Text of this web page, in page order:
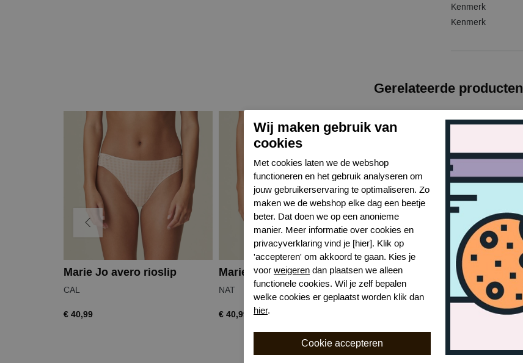
Kenmerk
Kenmerk
Gerelateerde producten
Marie Jo avero rioslip
CAL
€ 40,99
Marie Jo avero string
NAT
€ 40,99
Marie Jo avero strapless bh
CAL
Wij maken gebruik van
cookies
Met cookies laten we de webshop
functioneren en het gebruik analyseren om
jouw gebruikerservaring te optimaliseren. Zo
maken we de webshop elke dag een beetje
beter. Dat doen we op een anonieme
manier. Meer informatie over cookies en
privacyverklaring vind je [hier]. Klik op
'accepteren' om akkoord te gaan. Kies je
voor weigeren dan plaatsen we alleen
functionele cookies. Wil je zelf bepalen
welke cookies er geplaatst worden klik dan
hier.